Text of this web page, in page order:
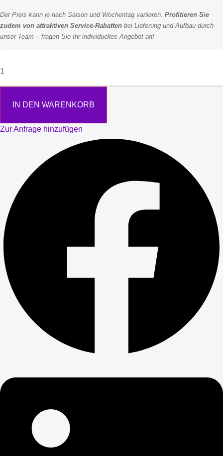
Der Preis kann je nach Saison und Wochentag variieren. Profitieren Sie
zudem von attraktiven Service-Rabatten bei Lieferung und Aufbau durch
unser Team – fragen Sie Ihr individuelles Angebot an!
IN DEN WARENKORB
Zur Anfrage hinzufügen